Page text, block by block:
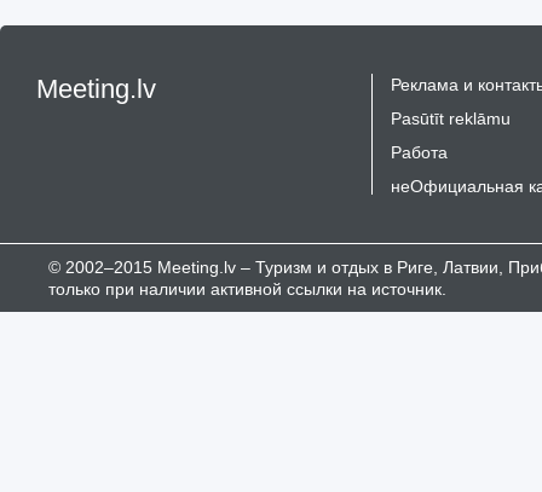
Meeting.lv
Реклама и
Pasūtīt reklāmu
Работа
неОфициальная
© 2002–2015 Meeting.lv – Туризм и отдых в Риге, Латвии,
только при наличии активной ссылки на источник.